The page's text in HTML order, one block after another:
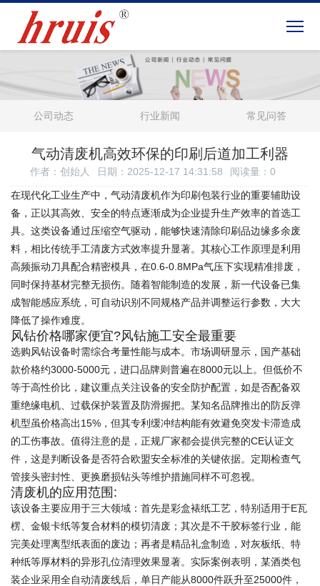
公司动态 行业新闻 常见问答
气动清废机高效环保的印刷后道加工利器
作者：创始人 日期：2025-12-17 14:31:58 阅读量： 0
在现代化工业生产中，气动清废机作为印刷包装行业的重要辅助设
备，正以其高效、安全的特点逐渐成为企业提升生产效率的首选工
具。这类设备通过压缩空气驱动，能够快速清除印刷品边缘多余废
料，相比传统手工清废方式效率提升显著。其核心工作原理是利用
高频振动刀具配合精密模具，在0.6-0.8MPa气压下实现精准排废，
同时保持基材完整无损伤。随着智能制造的发展，新一代设备已集
成智能感应系统，可自动识别不同规格产品并调整运行参数，大大
降低了操作难度。
风钻价格哪家便宜?风钻施工安全最重要
选购风钻设备时需综合考量性能与成本。市场调研显示，国产基础
款价格约3000-5000元，进口品牌则普遍在8000元以上。但低价不
等于高性价比，建议重点关注设备的安全防护配置，如是否配备双
重绝缘电机、过载保护装置及防滑握把。某知名品牌推出的防反弹
机型虽价格高出15%，但其专利缓冲结构能有效避免突发卡滞造成
的工伤事故。值得注意的是，正规厂家都会提供完整的CE认证文
件，这是判断设备是否符合欧盟安全标准的关键依据。定期检查气
管接头密封性、更换磨损钻头等维护措施同样不可忽视。
清废机的应用范围:
该设备主要应用于三大领域：首先是彩盒裱纸工艺，特别适用于E瓦
楞、金银卡纸等复合材料的模切清废；其次是不干胶标签行业，能
完美处理离型纸表面的废边；再者是精品礼盒制造，对灰板纸、特
种纸等厚材料的异形孔位清理效果显著。实际案例表明，某酒类包
装企业采用全自动清废线后，单日产能从8000件跃升至25000件，